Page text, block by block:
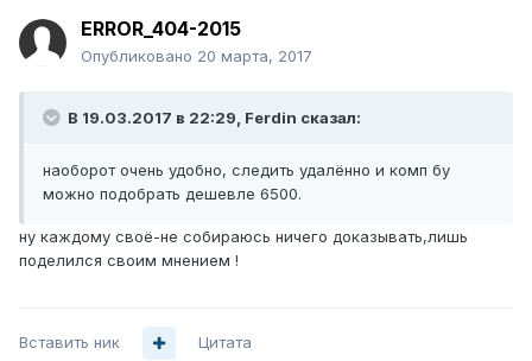
ERROR_404-2015
Опубликовано 20 марта, 2017
В 19.03.2017 в 22:29, Ferdin сказал:
наоборот очень удобно, следить удалённо и комп бу
можно подобрать дешевле 6500.
ну каждому своё-не собираюсь ничего доказывать,лишь
поделился своим мнением !
Вставить ник Цитата